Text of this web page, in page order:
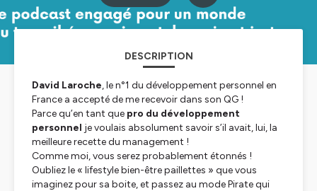
DESCRIPTION
David Laroche, le n°1 du développement personnel en
France a accepté de me recevoir dans son QG !
Parce qu’en tant que pro du développement
personnel je voulais absolument savoir s’il avait, lui, la
meilleure recette du management !
Comme moi, vous serez probablement étonnés !
Oubliez le « lifestyle bien-être paillettes » que vous
imaginez pour sa boite, et passez au mode Pirate qui